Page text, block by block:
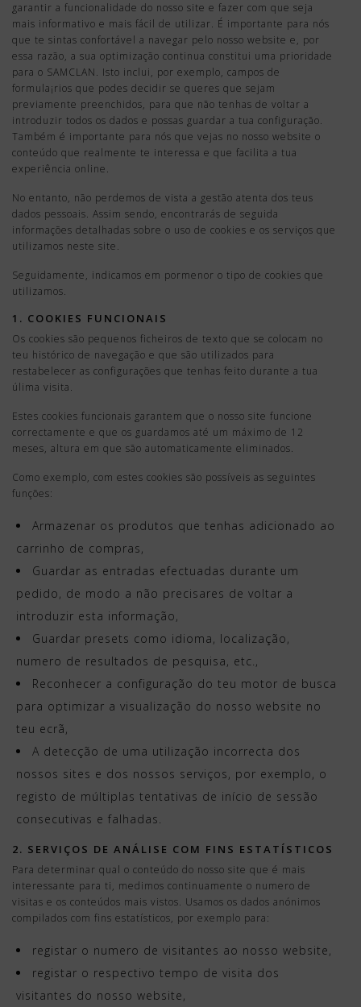
garantir a funcionalidade do nosso site e fazer com que seja
mais informativo e mais fácil de utilizar. É importante para nós
que te sintas confortável a navegar pelo nosso website e, por
essa razão, a sua optimização continua constitui uma prioridade
para o SAMCLAN. Isto inclui, por exemplo, campos de
formula¡rios que podes decidir se queres que sejam
previamente preenchidos, para que não tenhas de voltar a
introduzir todos os dados e possas guardar a tua configuração.
Também é importante para nós que vejas no nosso website o
conteúdo que realmente te interessa e que facilita a tua
experiência online.
No entanto, não perdemos de vista a gestão atenta dos teus
dados pessoais. Assim sendo, encontrarás de seguida
informações detalhadas sobre o uso de cookies e os serviços que
utilizamos neste site.
Seguidamente, indicamos em pormenor o tipo de cookies que
utilizamos.
1. COOKIES FUNCIONAIS
Os cookies são pequenos ficheiros de texto que se colocam no
teu histórico de navegação e que são utilizados para
restabelecer as configurações que tenhas feito durante a tua
úlima visita.
Estes cookies funcionais garantem que o nosso site funcione
correctamente e que os guardamos até um máximo de 12
meses, altura em que são automaticamente eliminados.
Como exemplo, com estes cookies são possíveis as seguintes
funções:
Armazenar os produtos que tenhas adicionado ao
carrinho de compras,
Guardar as entradas efectuadas durante um
pedido, de modo a não precisares de voltar a
introduzir esta informação,
Guardar presets como idioma, localização,
numero de resultados de pesquisa, etc.,
Reconhecer a configuração do teu motor de busca
para optimizar a visualização do nosso website no
teu ecrã,
A detecção de uma utilização incorrecta dos
nossos sites e dos nossos serviços, por exemplo, o
registo de múltiplas tentativas de início de sessão
consecutivas e falhadas.
2. SERVIÇOS DE ANÁLISE COM FINS ESTATÍSTICOS
Para determinar qual o conteúdo do nosso site que é mais
interessante para ti, medimos continuamente o numero de
visitas e os conteúdos mais vistos. Usamos os dados anónimos
compilados com fins estatísticos, por exemplo para:
registar o numero de visitantes ao nosso website,
registar o respectivo tempo de visita dos
visitantes do nosso website,